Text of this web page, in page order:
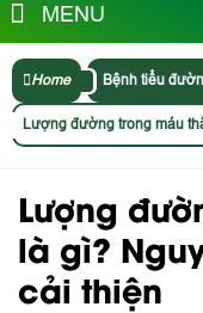
MENU
Home Bệnh tiểu
Lượng đường trong máu
Lượng
là gì?
cải thiện